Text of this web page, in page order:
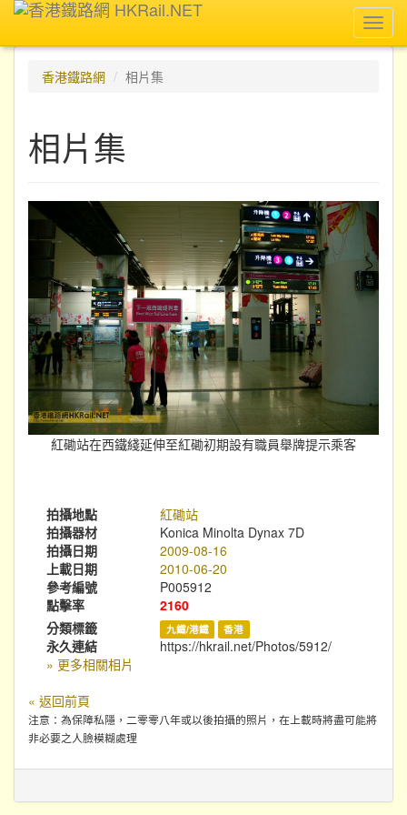
香港鐵路網
相片集
相片集
紅磡站在西鐵綫延伸至紅磡初期設有職員舉牌提示乘客
拍攝地點
紅磡站
拍攝器材
Konica Minolta Dynax 7D
拍攝日期
2009-08-16
上載日期
2010-06-20
參考編號
P005912
點擊率
2160
分類標籤
九鐵/港鐵 香港
永久連結
https://hkrail.net/Photos/5912/
» 更多相關相片
« 返回前頁
注意：為保障私隱，二零零八年或以後拍攝的照片，在上載時將盡可能將
非必要之人臉模糊處理